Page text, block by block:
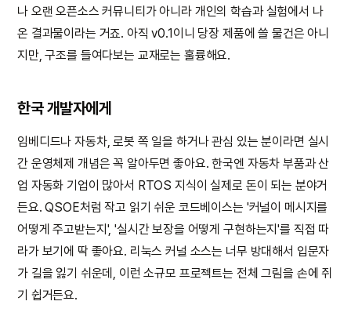
나 오랜 오픈소스 커뮤니티가 아니라 개인의 학습과 실험에서 나
온 결과물이라는 거죠. 아직 v0.1이니 당장 제품에 쓸 물건은 아니
지만, 구조를 들여다보는 교재로는 훌륭해요.
한국 개발자에게
임베디드나 자동차, 로봇 쪽 일을 하거나 관심 있는 분이라면 실시
간 운영체제 개념은 꼭 알아두면 좋아요. 한국엔 자동차 부품과 산
업 자동화 기업이 많아서 RTOS 지식이 실제로 돈이 되는 분야거
든요. QSOE처럼 작고 읽기 쉬운 코드베이스는 '커널이 메시지를
어떻게 주고받는지', '실시간 보장을 어떻게 구현하는지'를 직접 따
라가 보기에 딱 좋아요. 리눅스 커널 소스는 너무 방대해서 입문자
가 길을 잃기 쉬운데, 이런 소규모 프로젝트는 전체 그림을 손에 쥐
기 쉽거든요.